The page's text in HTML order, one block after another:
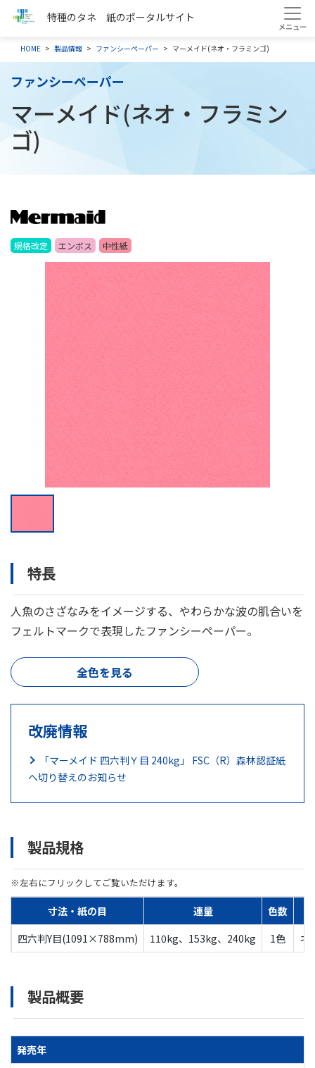
特種のタネ 紙のポータルサイト
HOME 製品情報 ファンシーペーパー マーメイド(ネオ・フラミンゴ)
ファンシーペーパー
マーメイド(ネオ・フラミン
ゴ)
規格改定 エンボス 中性紙
特長
人魚のさざなみをイメージする、やわらかな波の肌合いを
フェルトマークで表現したファンシーペーパー。
全色を見る
改廃情報
「マーメイド 四六判Ｙ目 240kg」 FSC（R）森林認証紙
へ切り替えのお知らせ
製品規格
※左右にフリックしてご覧いただけます。
寸法・紙の目 連量
色数
四六判Y目(1091×788mm)
110kg、153kg、240kg 1色 ネ
製品概要
発売年